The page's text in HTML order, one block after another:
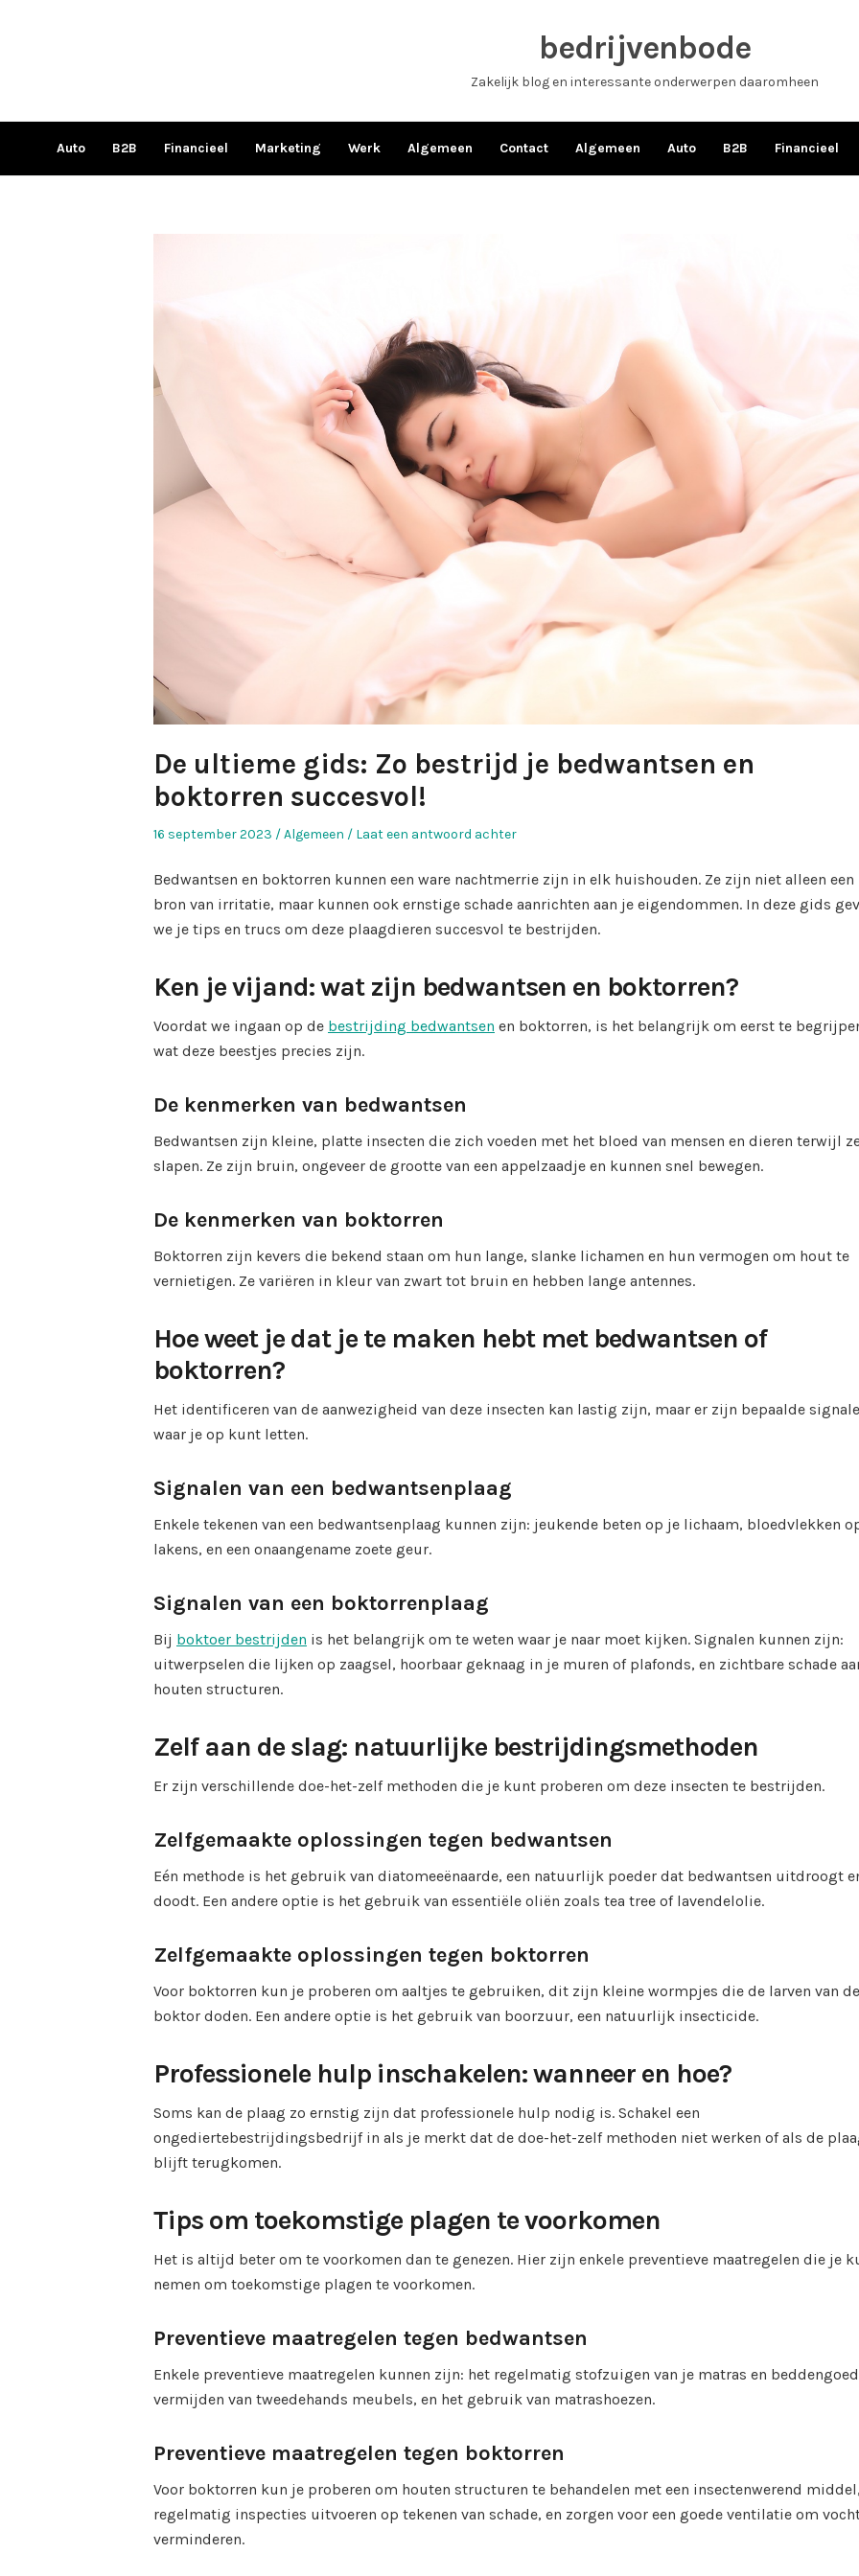
bedrijvenbode
Zakelijk blog en interessante onderwerpen daaromheen
Auto B2B Financieel Marketing Werk Algemeen Contact Algemeen Auto B2B Financieel
De ultieme gids: Zo bestrijd je bedwantsen en
boktorren succesvol!
Geplaatst
16 september 2023
Geplaatst
Algemeen Laat een antwoord achter
Bedwantsen en boktorren kunnen een ware nachtmerrie zijn in elk huishouden. Ze zijn niet alleen een
bron van irritatie, maar kunnen ook ernstige schade aanrichten aan je eigendommen. In deze gids
we je tips en trucs om deze plaagdieren succesvol te bestrijden.
Ken je vijand: wat zijn bedwantsen en boktorren?
Voordat we ingaan op de bestrijding bedwantsen en boktorren, is het belangrijk om eerst te
wat deze beestjes precies zijn.
De kenmerken van bedwantsen
Bedwantsen zijn kleine, platte insecten die zich voeden met het bloed van mensen en dieren terwijl
slapen. Ze zijn bruin, ongeveer de grootte van een appelzaadje en kunnen snel bewegen.
De kenmerken van boktorren
Boktorren zijn kevers die bekend staan om hun lange, slanke lichamen en hun vermogen om hout te
vernietigen. Ze variëren in kleur van zwart tot bruin en hebben lange antennes.
Hoe weet je dat je te maken hebt met bedwantsen of
boktorren?
Het identificeren van de aanwezigheid van deze insecten kan lastig zijn, maar er zijn bepaalde
waar je op kunt letten.
Signalen van een bedwantsenplaag
Enkele tekenen van een bedwantsenplaag kunnen zijn: jeukende beten op je lichaam, bloedvlekken
lakens, en een onaangename zoete geur.
Signalen van een boktorrenplaag
Bij boktoer bestrijden is het belangrijk om te weten waar je naar moet kijken. Signalen kunnen zijn:
uitwerpselen die lijken op zaagsel, hoorbaar geknaag in je muren of plafonds, en zichtbare schade
houten structuren.
Zelf aan de slag: natuurlijke bestrijdingsmethoden
Er zijn verschillende doe-het-zelf methoden die je kunt proberen om deze insecten te bestrijden.
Zelfgemaakte oplossingen tegen bedwantsen
Eén methode is het gebruik van diatomeeënaarde, een natuurlijk poeder dat bedwantsen uitdroogt
doodt. Een andere optie is het gebruik van essentiële oliën zoals tea tree of lavendelolie.
Zelfgemaakte oplossingen tegen boktorren
Voor boktorren kun je proberen om aaltjes te gebruiken, dit zijn kleine wormpjes die de larven van de
boktor doden. Een andere optie is het gebruik van boorzuur, een natuurlijk insecticide.
Professionele hulp inschakelen: wanneer en hoe?
Soms kan de plaag zo ernstig zijn dat professionele hulp nodig is. Schakel een
ongediertebestrijdingsbedrijf in als je merkt dat de doe-het-zelf methoden niet werken of als de
blijft terugkomen.
Tips om toekomstige plagen te voorkomen
Het is altijd beter om te voorkomen dan te genezen. Hier zijn enkele preventieve maatregelen die je
nemen om toekomstige plagen te voorkomen.
Preventieve maatregelen tegen bedwantsen
Enkele preventieve maatregelen kunnen zijn: het regelmatig stofzuigen van je matras en
vermijden van tweedehands meubels, en het gebruik van matrashoezen.
Preventieve maatregelen tegen boktorren
Voor boktorren kun je proberen om houten structuren te behandelen met een insectenwerend middel,
regelmatig inspecties uitvoeren op tekenen van schade, en zorgen voor een goede ventilatie om
verminderen.